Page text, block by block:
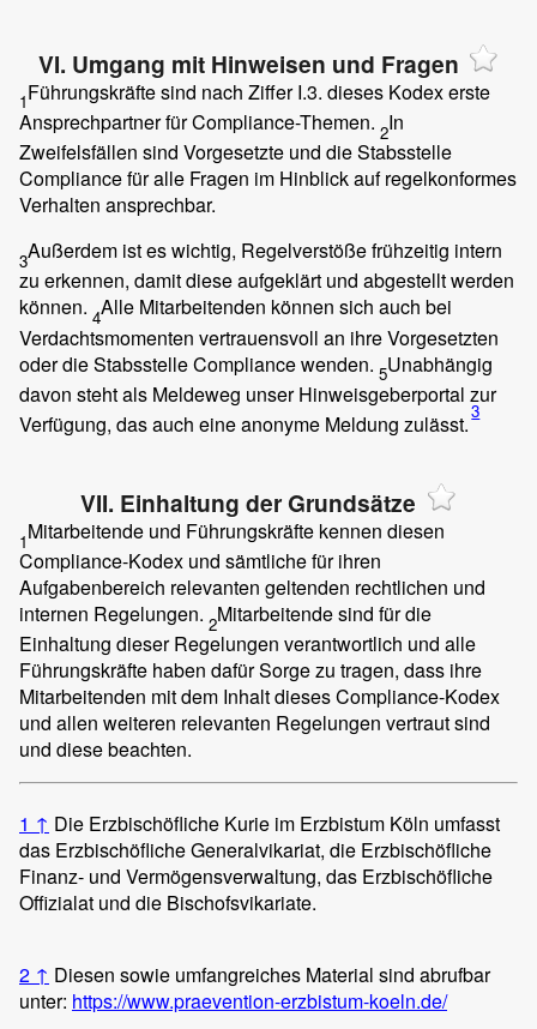
VI. Umgang mit Hinweisen und Fragen
1Führungskräfte sind nach Ziffer I.3. dieses Kodex erste
Ansprechpartner für Compliance-Themen. 2In
Zweifelsfällen sind Vorgesetzte und die Stabsstelle
Compliance für alle Fragen im Hinblick auf regelkonformes
Verhalten ansprechbar.
3Außerdem ist es wichtig, Regelverstöße frühzeitig intern
zu erkennen, damit diese aufgeklärt und abgestellt werden
können. 4Alle Mitarbeitenden können sich auch bei
Verdachtsmomenten vertrauensvoll an ihre Vorgesetzten
oder die Stabsstelle Compliance wenden. 5Unabhängig
davon steht als Meldeweg unser Hinweisgeberportal zur
Verfügung, das auch eine anonyme Meldung zulässt.3
VII. Einhaltung der Grundsätze
1Mitarbeitende und Führungskräfte kennen diesen
Compliance-Kodex und sämtliche für ihren
Aufgabenbereich relevanten geltenden rechtlichen und
internen Regelungen. 2Mitarbeitende sind für die
Einhaltung dieser Regelungen verantwortlich und alle
Führungskräfte haben dafür Sorge zu tragen, dass ihre
Mitarbeitenden mit dem Inhalt dieses Compliance-Kodex
und allen weiteren relevanten Regelungen vertraut sind
und diese beachten.
1 ↑ Die Erzbischöfliche Kurie im Erzbistum Köln umfasst
das Erzbischöfliche Generalvikariat, die Erzbischöfliche
Finanz- und Vermögensverwaltung, das Erzbischöfliche
Offizialat und die Bischofsvikariate.
2 ↑ Diesen sowie umfangreiches Material sind abrufbar
unter: https://www.praevention-erzbistum-koeln.de/